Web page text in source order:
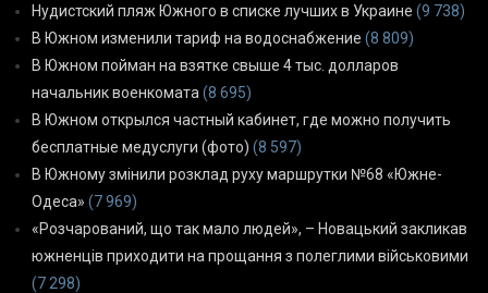
Нудистский пляж Южного в списке лучших в Украине (9 738)
В Южном изменили тариф на водоснабжение (8 809)
В Южном пойман на взятке свыше 4 тыс. долларов
начальник военкомата (8 695)
В Южном открылся частный кабинет, где можно получить
бесплатные медуслуги (фото) (8 597)
В Южному змінили розклад руху маршрутки №68 «Южне-
Одеса» (7 969)
«Розчарований, що так мало людей», – Новацький закликав
южненців приходити на прощання з полеглими військовими
(7 298)